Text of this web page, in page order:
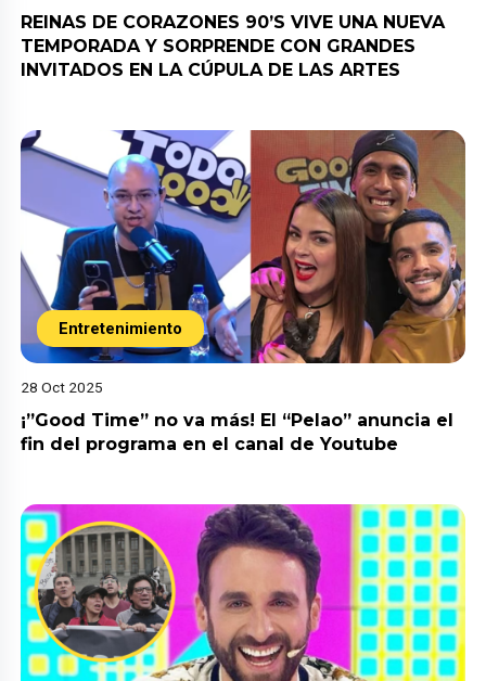
REINAS DE CORAZONES 90’S VIVE UNA NUEVA
TEMPORADA Y SORPRENDE CON GRANDES
INVITADOS EN LA CÚPULA DE LAS ARTES
Entretenimiento
28 Oct 2025
¡”Good Time” no va más! El “Pelao” anuncia el
fin del programa en el canal de Youtube